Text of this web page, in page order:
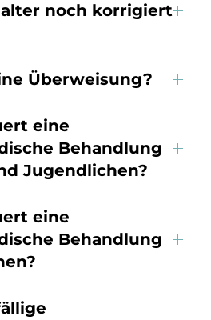
noch korrigiert
Überweisung?
eine
Behandlung
Jugendlichen?
eine
Behandlung